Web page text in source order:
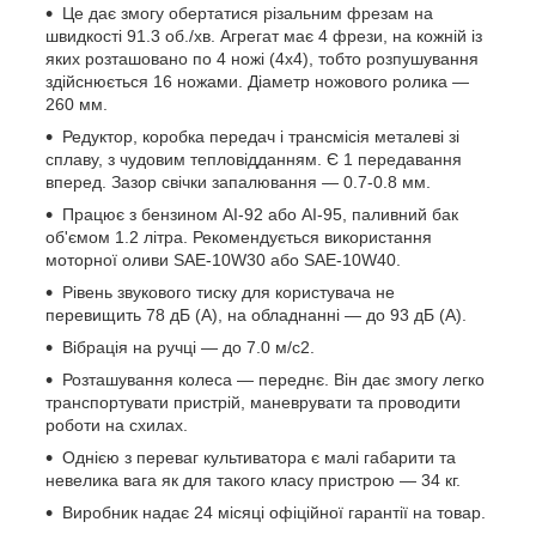
Це дає змогу обертатися різальним фрезам на
швидкості 91.3 об./хв. Агрегат має 4 фрези, на кожній із
яких розташовано по 4 ножі (4х4), тобто розпушування
здійснюється 16 ножами. Діаметр ножового ролика —
260 мм.
Редуктор, коробка передач і трансмісія металеві зі
сплаву, з чудовим тепловідданням. Є 1 передавання
вперед. Зазор свічки запалювання — 0.7-0.8 мм.
Працює з бензином АІ-92 або АІ-95, паливний бак
об'ємом 1.2 літра. Рекомендується використання
моторної оливи SAE-10W30 або SAE-10W40.
Рівень звукового тиску для користувача не
перевищить 78 дБ (А), на обладнанні — до 93 дБ (А).
Вібрація на ручці — до 7.0 м/с2.
Розташування колеса — переднє. Він дає змогу легко
транспортувати пристрій, маневрувати та проводити
роботи на схилах.
Однією з переваг культиватора є малі габарити та
невелика вага як для такого класу пристрою — 34 кг.
Виробник надає 24 місяці офіційної гарантії на товар.